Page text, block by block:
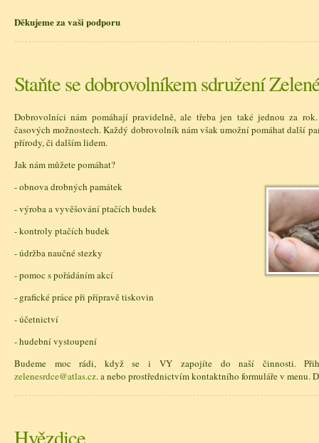
Děkujeme za vaši podporu
Staňte se dobrovolníkem sdružení
Dobrovolníci nám pomáhají pravidelně, ale třeba jen také jednou za
časových možnostech. Každý dobrovolník nám však umožní pomáhat další
přírody, či dalším lidem.
Jak nám můžete pomáhat?
- obnova drobných památek
- výroba a vyvěšování ptačích budek
- kontroly ptačích budek
- údržba naučné stezky
- pomoc s pořádáním akcí
- grafické práce při přípravě tiskovin
- účetnictví
- hudební vystoupení
Budeme moc rádi, když se i VY zapojíte do naší činnosti.
zelenesrdce@atlas.cz. a nebo prostřednictvím kontaktního formuláře v
Hvězdice